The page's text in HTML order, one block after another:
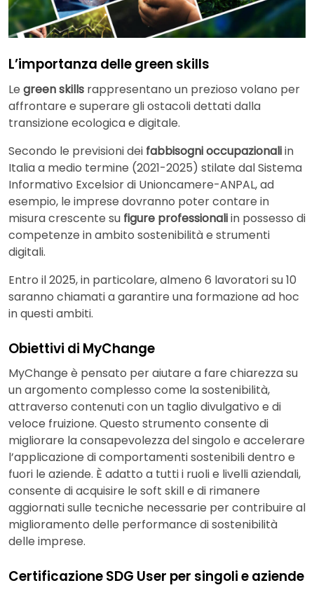
L’importanza delle green skills
Le green skills rappresentano un prezioso volano per
affrontare e superare gli ostacoli dettati dalla
transizione ecologica e digitale.
Secondo le previsioni dei fabbisogni occupazionaliin
Italia a medio termine (2021-2025) stilate dal Sistema
Informativo Excelsior di Unioncamere-ANPAL, ad
esempio, le imprese dovranno poter contare in
misura crescente su figure professionaliin possesso di
competenze in ambito sostenibilità e strumenti
digitali.
Entro il 2025, in particolare, almeno 6 lavoratori su 10
saranno chiamati a garantire una formazione ad hoc
in questi ambiti.
Obiettivi di MyChange
MyChange è pensato per aiutare a fare chiarezza su
un argomento complesso come la sostenibilità,
attraverso contenuti con un taglio divulgativo e di
veloce fruizione. Questo strumento consente di
migliorare la consapevolezza del singolo e accelerare
l’applicazione di comportamenti sostenibili dentro e
fuori le aziende. È adatto a tutti i ruoli e livelli aziendali,
consente di acquisire le soft skill e di rimanere
aggiornati sulle tecniche necessarie per contribuire al
miglioramento delle performance di sostenibilità
delle imprese.
Certificazione SDG User per singoli e aziende